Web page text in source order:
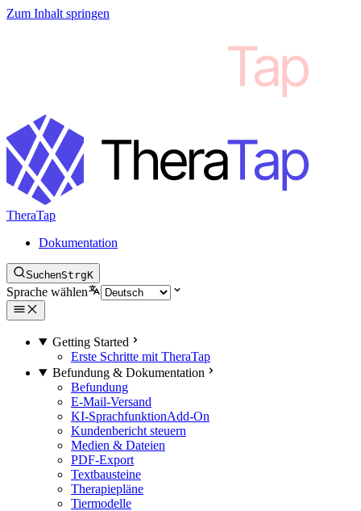
Zum Inhalt springen
TheraTap
Dokumentation
SuchenStrgK
Sprache wählen
Getting Started
Erste Schritte mit TheraTap
Befundung & Dokumentation
Befundung
E-Mail-Versand
KI-SprachfunktionAdd-On
Kundenbericht steuern
Medien & Dateien
PDF-Export
Textbausteine
Therapiepläne
Tiermodelle